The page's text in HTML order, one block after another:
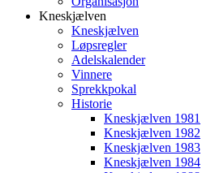
Kneskjælven
Kneskjælven
Løpsregler
Adelskalender
Vinnere
Sprekkpokal
Historie
Kneskjælven 1981
Kneskjælven 1982
Kneskjælven 1983
Kneskjælven 1984